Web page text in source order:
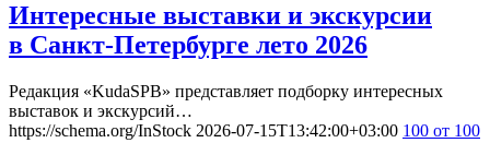
Интересные выставки и экскурсии
в Санкт-Петербурге лето 2026
Редакция «KudaSPB» представляет подборку интересных
выставок и экскурсий…
https://schema.org/InStock 2026-07-15T13:42:00+03:00 100 от 100